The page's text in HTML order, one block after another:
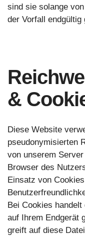
sind sie solange
der Vorfall endgültig
&
Diese Website
pseudonymisierten
von unserem
Browser des
Einsatz von
Bei Cookies
auf Ihrem Endgerät
greift auf diese